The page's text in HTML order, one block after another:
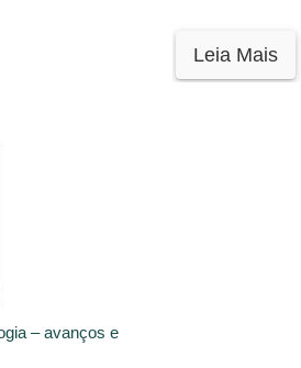
Leia Mais
– avanços e